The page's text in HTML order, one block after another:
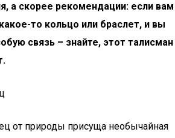
а скорее рекомендации: если вам
то кольцо или браслет, и вы
связь – знайте, этот талисман
от природы присуща необычайная